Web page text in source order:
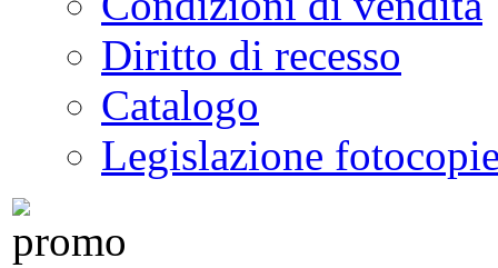
Diritto di recesso
Catalogo
Legislazione